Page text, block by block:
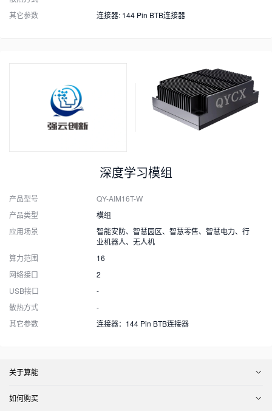
其它参数
连接器: 144 Pin BTB连接器
深度学习模组
产品型号
QY-AIM16T-W
产品类型
模组
应用场景
智能安防、智慧园区、智慧零售、智慧电力、行
业机器人、无人机
算力范围
16
网络接口
2
USB接口
-
散热方式
-
其它参数
连接器：144 Pin BTB连接器
关于算能
如何购买